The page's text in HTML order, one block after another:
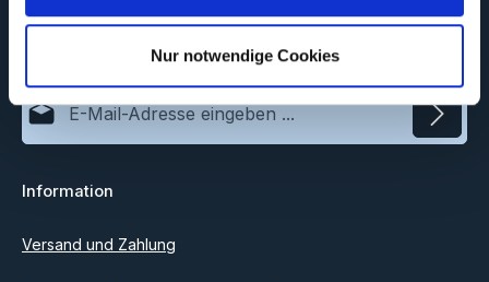
Nur notwendige Cookies
Newsletter, um rechtzeitig über neue Produkte und Angebote
informiert zu werden.
E-Mail-Adresse*
Ich habe dieDatenschutzbestimmungen
einverstanden.
Information
Versand und Zahlung